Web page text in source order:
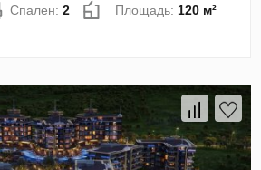
Спален:2 Площадь:120 м²